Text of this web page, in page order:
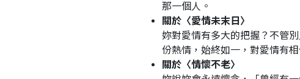
那一個人。
關於〈愛情未末日〉
妳對愛情有多大的把握？不管
份熱情，始終如一，對愛情有
關於〈情懷不老〉